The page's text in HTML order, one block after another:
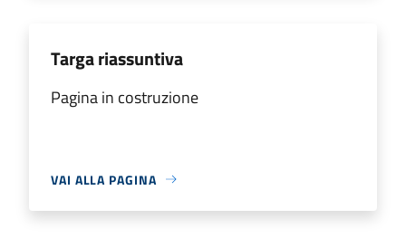
Targa riassuntiva
Pagina in costruzione
VAI ALLA PAGINA